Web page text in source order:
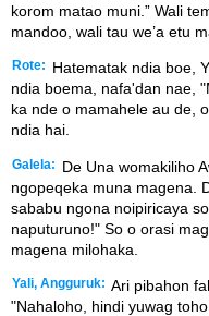
korom matao muni.” Wali
mandoo, wali tau we’a etu
Rote:
Hatematak ndia boe,
ndia boema, nafa'dan nae,
ka nde o mamahele au de,
ndia hai.
Galela:
De Una womakiliho
ngopeqeka muna magena.
sababu ngona noipiricaya
naputuruno!" So o orasi
magena milohaka.
Yali, Angguruk: Ari pibahon
"Nahaloho, hindi yuwag